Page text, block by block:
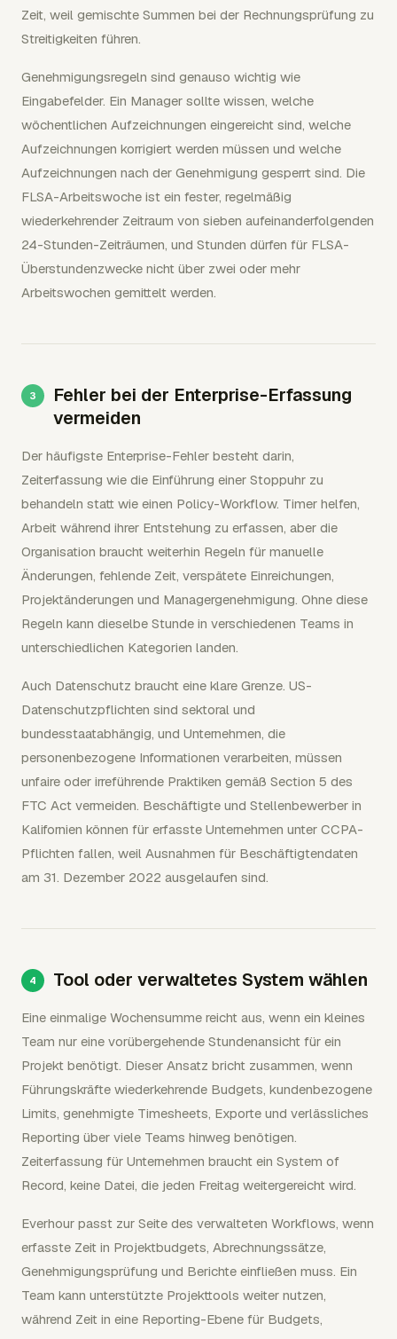
Zeit, weil gemischte Summen bei der Rechnungsprüfung zu
Streitigkeiten führen.
Genehmigungsregeln sind genauso wichtig wie
Eingabefelder. Ein Manager sollte wissen, welche
wöchentlichen Aufzeichnungen eingereicht sind, welche
Aufzeichnungen korrigiert werden müssen und welche
Aufzeichnungen nach der Genehmigung gesperrt sind. Die
FLSA-Arbeitswoche ist ein fester, regelmäßig
wiederkehrender Zeitraum von sieben aufeinanderfolgenden
24-Stunden-Zeiträumen, und Stunden dürfen für FLSA-
Überstundenzwecke nicht über zwei oder mehr
Arbeitswochen gemittelt werden.
Fehler bei der Enterprise-Erfassung
vermeiden
Der häufigste Enterprise-Fehler besteht darin,
Zeiterfassung wie die Einführung einer Stoppuhr zu
behandeln statt wie einen Policy-Workflow. Timer helfen,
Arbeit während ihrer Entstehung zu erfassen, aber die
Organisation braucht weiterhin Regeln für manuelle
Änderungen, fehlende Zeit, verspätete Einreichungen,
Projektänderungen und Managergenehmigung. Ohne diese
Regeln kann dieselbe Stunde in verschiedenen Teams in
unterschiedlichen Kategorien landen.
Auch Datenschutz braucht eine klare Grenze. US-
Datenschutzpflichten sind sektoral und
bundesstaatabhängig, und Unternehmen, die
personenbezogene Informationen verarbeiten, müssen
unfaire oder irreführende Praktiken gemäß Section 5 des
FTC Act vermeiden. Beschäftigte und Stellenbewerber in
Kalifornien können für erfasste Unternehmen unter CCPA-
Pflichten fallen, weil Ausnahmen für Beschäftigtendaten
am 31. Dezember 2022 ausgelaufen sind.
Tool oder verwaltetes System wählen
Eine einmalige Wochensumme reicht aus, wenn ein kleines
Team nur eine vorübergehende Stundenansicht für ein
Projekt benötigt. Dieser Ansatz bricht zusammen, wenn
Führungskräfte wiederkehrende Budgets, kundenbezogene
Limits, genehmigte Timesheets, Exporte und verlässliches
Reporting über viele Teams hinweg benötigen.
Zeiterfassung für Unternehmen braucht ein System of
Record, keine Datei, die jeden Freitag weitergereicht wird.
Everhour passt zur Seite des verwalteten Workflows, wenn
erfasste Zeit in Projektbudgets, Abrechnungssätze,
Genehmigungsprüfung und Berichte einfließen muss. Ein
Team kann unterstützte Projekttools weiter nutzen,
während Zeit in eine Reporting-Ebene für Budgets,